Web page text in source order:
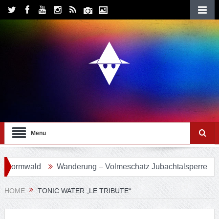
Menu
Wanderung – Volmeschatz Jubachtalsperre
HOME TONIC WATER „LE TRIBUTE“